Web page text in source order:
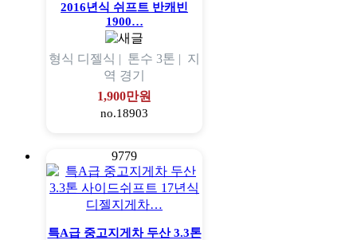
2016년식 쉬프트 반캐빈
1900…
형식 디젤식 | 톤수 3톤 | 지
역 경기
1,900만원
no.18903
9779
특A급 중고지게차 두산 3.3톤